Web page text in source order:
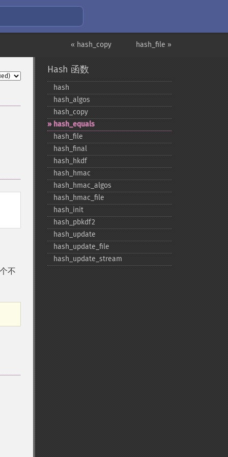
hash_file »
« hash_copy
不
Hash 函数
hash
hash_​algos
hash_​copy
hash_​equals
hash_​file
hash_​final
hash_​hkdf
hash_​hmac
hash_​hmac_​algos
hash_​hmac_​file
hash_​init
hash_​pbkdf2
hash_​update
hash_​update_​file
hash_​update_​stream